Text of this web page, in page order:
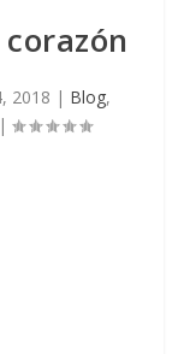
2018 | Blog,